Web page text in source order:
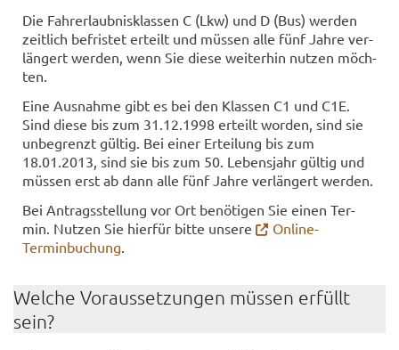
Die Fahr­erlaub­nis­klas­sen C (Lkw) und D (Bus) wer­den
zeit­lich be­fris­tet er­teilt und müs­sen alle fünf Jahre ver­
län­gert wer­den, wenn Sie diese wei­ter­hin nut­zen möch­
ten.
Eine Aus­nah­me gibt es bei den Klas­sen C1 und C1E.
Sind diese bis zum 31.12.1998 er­teilt wor­den, sind sie
un­be­grenzt gül­tig. Bei einer Er­tei­lung bis zum
18.01.2013, sind sie bis zum 50. Le­bens­jahr gül­tig und
müs­sen erst ab dann alle fünf Jahre ver­län­gert wer­den.
Bei An­trags­stel­lung vor Ort be­nö­ti­gen Sie einen Ter­
min. Nut­zen Sie hier­für bitte un­se­re
Online-​
Terminbuchung.
Wel­che Vor­aus­set­zun­gen müs­sen er­füllt
sein?